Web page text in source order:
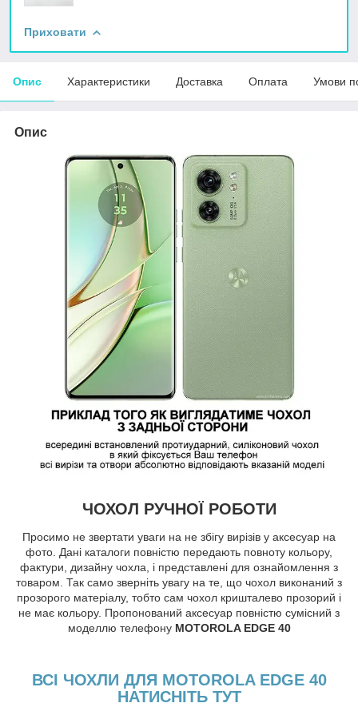
Приховати
Опис Характеристики Доставка Оплата Умови
Опис
ЧОХОЛ РУЧНОЇ РОБОТИ
Просимо не звертати уваги на не збігу вирізів у аксесуар на
фото. Дані каталоги повністю передають повноту кольору,
фактури, дизайну чохла, і представлені для ознайомлення з
товаром. Так само зверніть увагу на те, що чохол виконаний з
прозорого матеріалу, тобто сам чохол кришталево прозорий і
не має кольору. Пропонований аксесуар повністю сумісний з
моделлю телефону MOTOROLA EDGE 40
ВСІ ЧОХЛИ ДЛЯ MOTOROLA EDGE 40
НАТИСНІТЬ ТУТ